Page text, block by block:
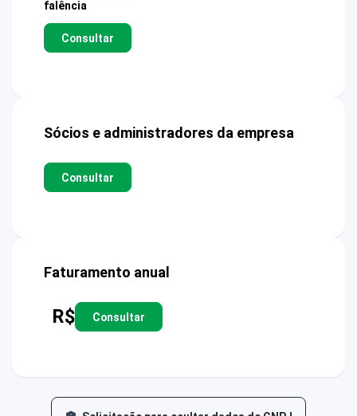
falência
Consultar
Sócios e administradores da empresa
Consultar
Faturamento anual
R$ Consultar